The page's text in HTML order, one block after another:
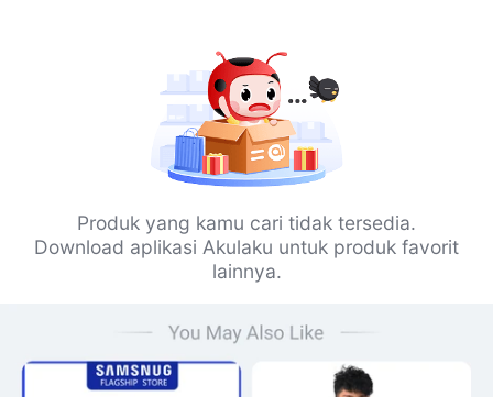
Produk yang kamu cari tidak tersedia.
Download aplikasi Akulaku untuk produk favorit
lainnya.